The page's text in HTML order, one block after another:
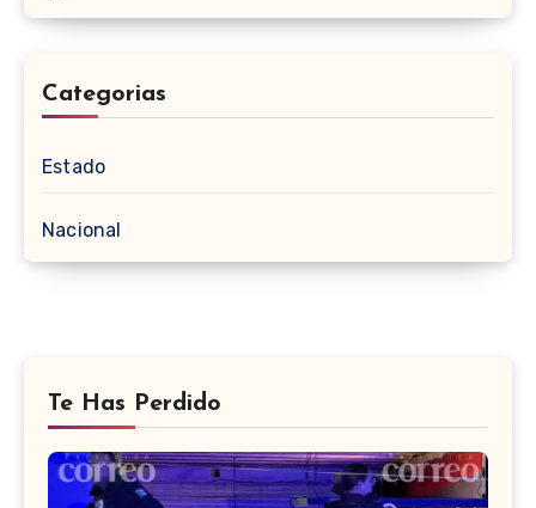
Categorias
Estado
Nacional
Te Has Perdido